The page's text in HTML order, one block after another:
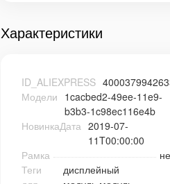
Характеристики
ID_ALIEXPRESS
Модели 1cacbed2-49ee-11e9-
b3b3-1c98ec116e4b
НовинкаДата 2019-07-
11T00:00:00
Рамка
Теги
дисплейный